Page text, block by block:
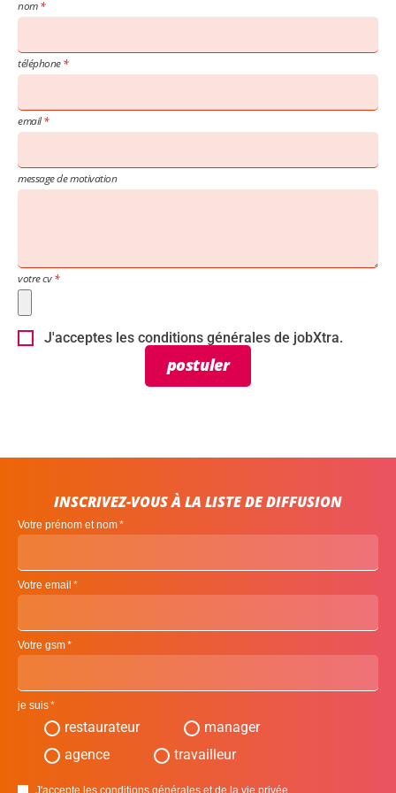
nom
téléphone
email
message de motivation
votre cv
J'acceptes les conditions générales de jobXtra.
postuler
INSCRIVEZ-VOUS À LA LISTE DE DIFFUSION
Votre prénom et nom
Votre email
Votre gsm
je suis
restaurateur
manager
agence
travailleur
J'accepte les conditions générales et de la vie privée